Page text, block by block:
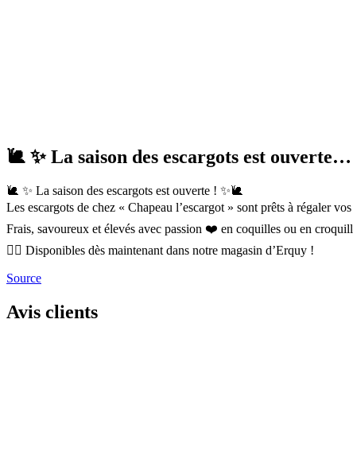
🐌 ✨ La saison des escargots est ouverte…
🐌 ✨ La saison des escargots est ouverte ! ✨🐌
Les escargots de chez « Chapeau l’escargot » sont prêts à régaler
Frais, savoureux et élevés avec passion ❤️ en coquilles ou en
👉🏼 Disponibles dès maintenant dans notre magasin d’Erquy !
Source
Avis clients